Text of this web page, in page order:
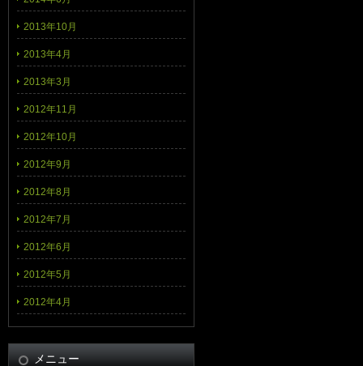
2013年10月
2013年4月
2013年3月
2012年11月
2012年10月
2012年9月
2012年8月
2012年7月
2012年6月
2012年5月
2012年4月
メニュー